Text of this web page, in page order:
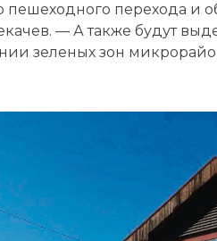
пешеходного перехода и
— А также будут
зеленых зон